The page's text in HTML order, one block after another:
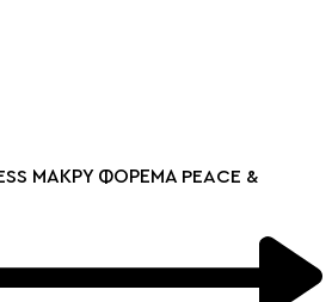
ΜΑΚΡΥ ΦΟΡΕΜΑ PEACE &